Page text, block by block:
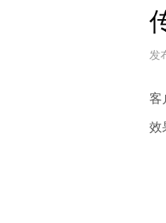
发
客
效